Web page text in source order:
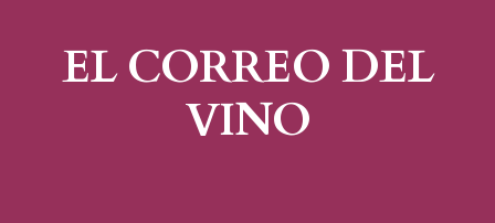
EL CORREO DEL
VINO